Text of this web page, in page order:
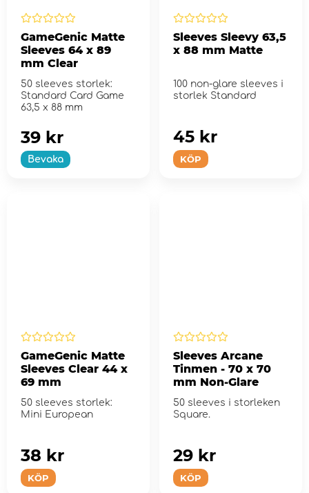
GameGenic Matte
Sleeves 64 x 89
mm Clear
50 sleeves storlek:
Standard Card Game
63,5 x 88 mm
Bevaka
39 kr
Sleeves Sleevy 63,5
x 88 mm Matte
100 non-glare sleeves i
storlek Standard
KÖP
45 kr
GameGenic Matte
Sleeves Clear 44 x
69 mm
50 sleeves storlek:
Mini European
KÖP
38 kr
Sleeves Arcane
Tinmen - 70 x 70
mm Non-Glare
50 sleeves i storleken
Square.
KÖP
29 kr